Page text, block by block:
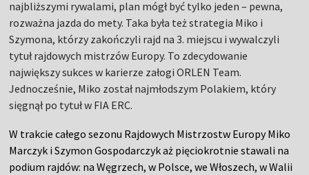
najbliższymi rywalami, plan mógł być tylko jeden – pewna,
rozważna jazda do mety. Taka była też strategia Miko i
Szymona, którzy zakończyli rajd na 3. miejscu i wywalczyli
tytuł rajdowych mistrzów Europy. To zdecydowanie
największy sukces w karierze załogi ORLEN Team.
Jednocześnie, Miko został najmłodszym Polakiem, który
sięgnął po tytuł w FIA ERC.
W trakcie całego sezonu Rajdowych Mistrzostw Europy Miko
Marczyk i Szymon Gospodarczyk aż pięciokrotnie stawali na
podium rajdów: na Węgrzech, w Polsce, we Włoszech, w Walii